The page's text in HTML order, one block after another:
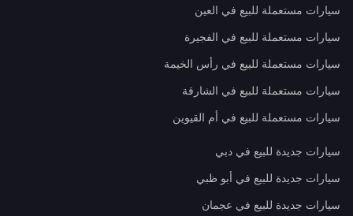
سيارات مستعملة للبيع في العين
سيارات مستعملة للبيع في الفجيرة
سيارات مستعملة للبيع في رأس الخيمة
سيارات مستعملة للبيع في الشارقة
سيارات مستعملة للبيع في أم القيوين
سيارات جديدة للبيع في دبي
سيارات جديدة للبيع في أبو ظبي
سيارات جديدة للبيع في عجمان